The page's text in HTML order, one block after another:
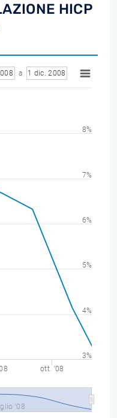
HICP
a 1 dic. 2008
ott. '08
'08
3%
4%
5%
6%
7%
8%